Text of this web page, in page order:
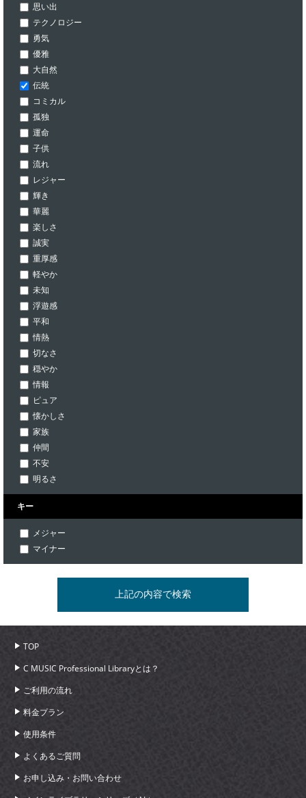
思い出
テクノロジー
勇気
優雅
大自然
伝統
コミカル
孤独
運命
子供
流れ
レジャー
輝き
華麗
楽しさ
誠実
重厚感
軽やか
未知
浮遊感
平和
情熱
切なさ
穏やか
情報
ピュア
懐かしさ
家族
仲間
不安
明るさ
キー
メジャー
マイナー
TOP
C MUSIC Professional Libraryとは？
ご利用の流れ
料金プラン
使用条件
よくあるご質問
お申し込み・お問い合わせ